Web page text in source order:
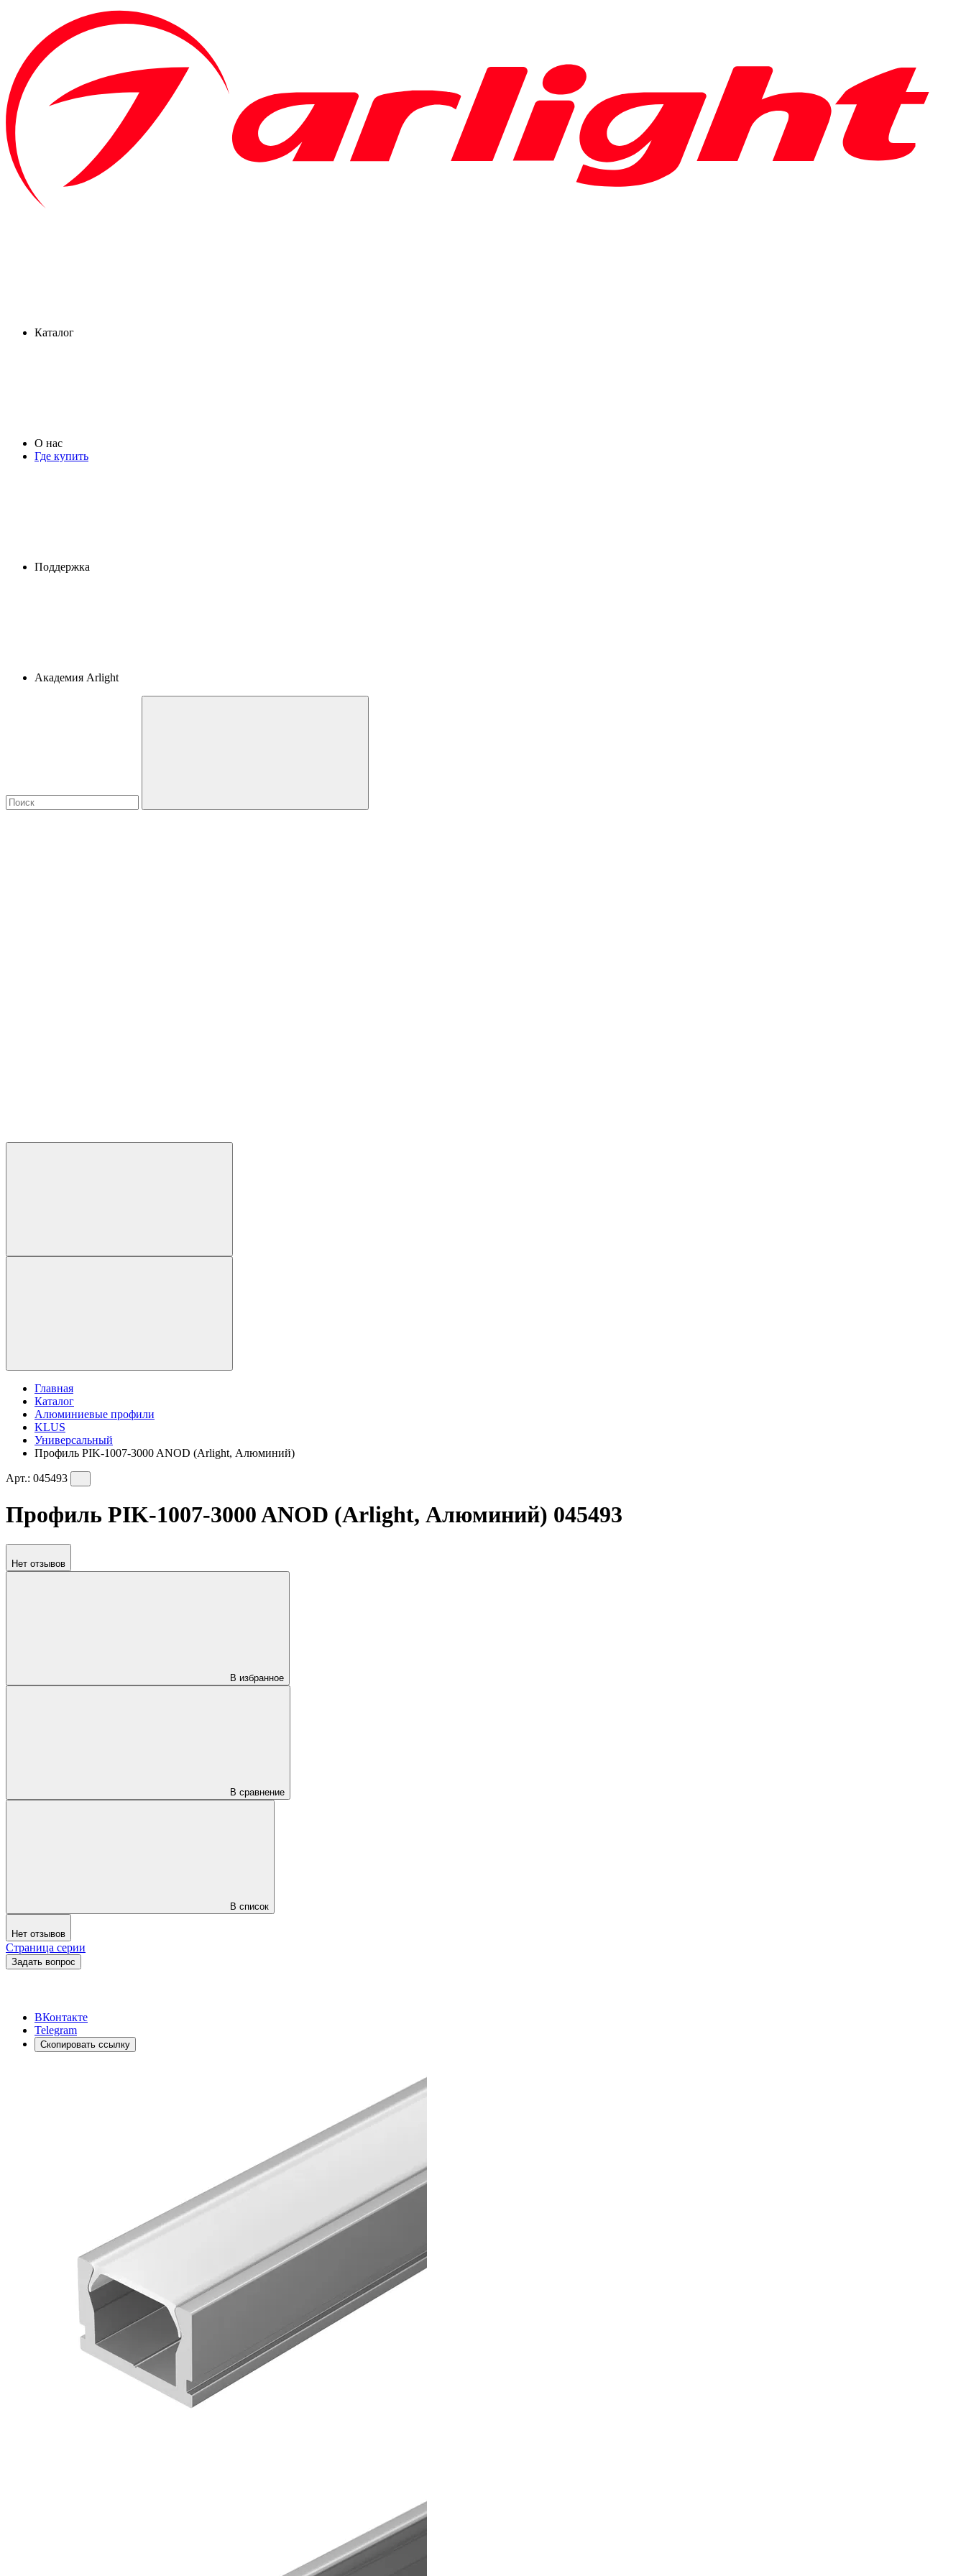
Каталог
О нас
Где купить
Поддержка
Академия Arlight
Главная
Каталог
Алюминиевые профили
KLUS
Универсальный
Профиль PIK-1007-3000 ANOD (Arlight, Алюминий)
Арт.: 045493
Профиль PIK-1007-3000 ANOD (Arlight, Алюминий) 045493
Нет отзывов
В избранное
В сравнение
В список
Нет отзывов
Страница серии
Задать вопрос
ВКонтакте
Telegram
Скопировать ссылку